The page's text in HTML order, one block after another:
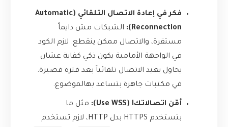
فكر في إعادة الاتصال التلقائي (Automatic
Reconnection):
الشبكات مش دايماً
مستقرة، والاتصال ممكن ينقطع. لازم الكود
في الواجهة الأمامية يكون ذكي كفاية عشان
يحاول يعيد الاتصال تلقائياً بعد فترة قصيرة.
في مكتبات جاهزة بتساعد بهالموضوع.
أمّن اتصالاتك! (Use WSS):
مثل ما
بتستخدم HTTPS بدل HTTP، لازم تستخدم